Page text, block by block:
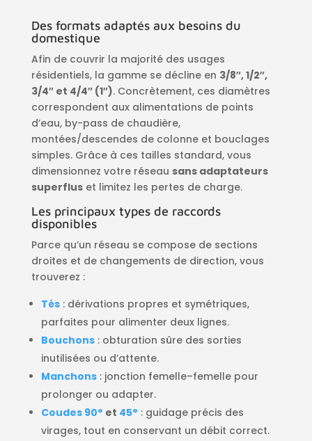
Des formats adaptés aux besoins du
domestique
Afin de couvrir la majorité des usages
résidentiels, la gamme se décline en 3/8″, 1/2″,
3/4″ et 4/4″ (1″). Concrètement, ces diamètres
correspondent aux alimentations de points
d’eau, by-pass de chaudière,
montées/descendes de colonne et bouclages
simples. Grâce à ces tailles standard, vous
dimensionnez votre réseau sans adaptateurs
superfluset limitez les pertes de charge.
Les principaux types de raccords
disponibles
Parce qu’un réseau se compose de sections
droites et de changements de direction, vous
trouverez :
Tés: dérivations propres et symétriques,
parfaites pour alimenter deux lignes.
Bouchons: obturation sûre des sorties
inutilisées ou d’attente.
Manchons: jonction femelle–femelle pour
prolonger ou adapter.
Coudes 90° et 45° : guidage précis des
virages, tout en conservant un débit correct.